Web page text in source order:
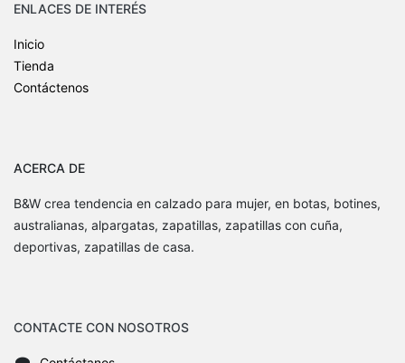
ENLACES DE INTERÉS
Inicio
Tienda
Contáctenos
ACERCA DE
B&W crea tendencia en calzado para mujer, en botas, botines,
australianas, alpargatas, zapatillas, zapatillas con cuña,
deportivas, zapatillas de casa.
CONTACTE CON NOSOTROS